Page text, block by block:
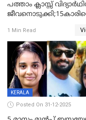
പത്താം ക്ലാസ്സ്
കിടപ്പുമുറിയില്‍ തൂങ്ങി
നിലയിൽ
1 Min Read
KERALA
Posted On 31-12-2025